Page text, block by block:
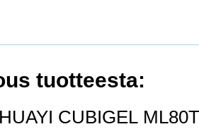
tuotteesta:
CUBIGEL